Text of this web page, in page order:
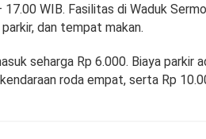
WIB. Fasilitas di Waduk
dan tempat makan.
seharga Rp 6.000. Biaya parkir
roda empat, serta Rp